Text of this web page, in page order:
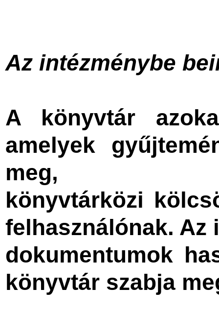
Az intézménybe
A könyvtár
amelyek
meg,
könyvtárközi
felhasználónak. Az
dokumentumok
könyvtár szabja